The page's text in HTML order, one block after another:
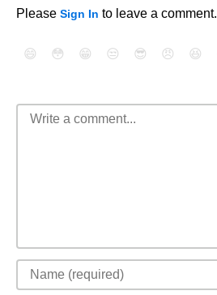
Please Sign In to leave a comment.
😄 😳 😁 😒 😎 😠 😆